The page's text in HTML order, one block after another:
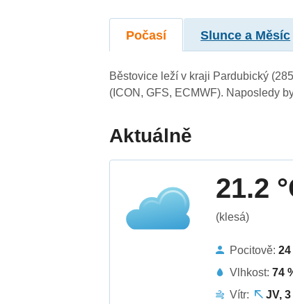
Počasí Slunce a Měsíc
Běstovice leží v kraji Pardubický
(ICON, GFS, ECMWF). Naposledy
Aktuálně
21.2
(klesá)
Pocitově:24
Vlhkost:74
Vítr:
JV,